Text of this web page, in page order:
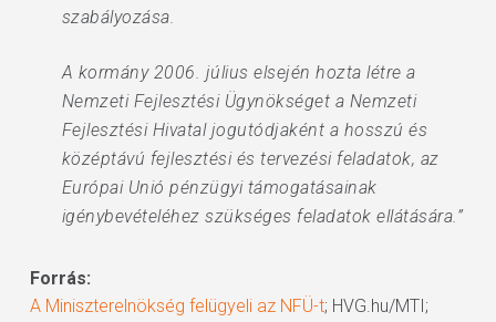
szabályozása.
A kormány 2006. július elsején hozta létre a
Nemzeti Fejlesztési Ügynökséget a Nemzeti
Fejlesztési Hivatal jogutódjaként a hosszú és
középtávú fejlesztési és tervezési feladatok, az
Európai Unió pénzügyi támogatásainak
igénybevételéhez szükséges feladatok ellátására.”
Forrás:
A Miniszterelnökség felügyeli az NFÜ-t; HVG.hu/MTI;